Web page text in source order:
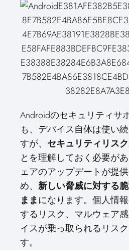
Androidのセキュリティサ
も、デバイス自体は使い
すが、 セキュリティリス
とを理解しておく必要が
ェアのアップデートが提
め、 新しい脅威に対する
ままになります。個人情
するリスク、マルウェア
イスが乗っ取られるリス
す。